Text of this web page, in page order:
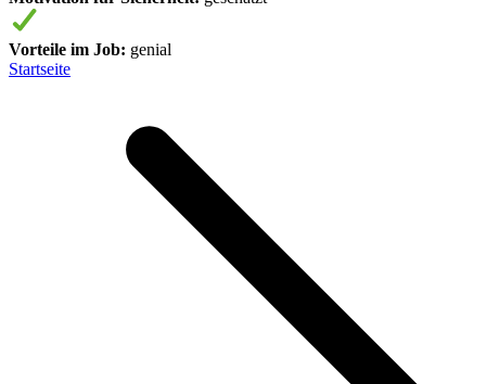
Vorteile im Job: genial
Startseite